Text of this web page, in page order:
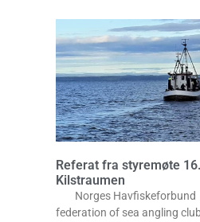
Referat fra styremøte
Kilstraumen
Norges Havfiskeforbund
federation of sea angling